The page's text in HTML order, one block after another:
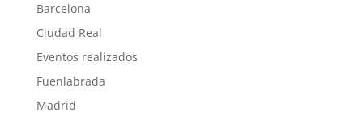
Barcelona
Ciudad Real
Eventos realizados
Fuenlabrada
Madrid